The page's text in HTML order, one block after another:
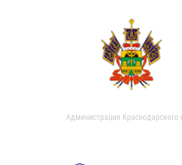
Администрация Краснодарского